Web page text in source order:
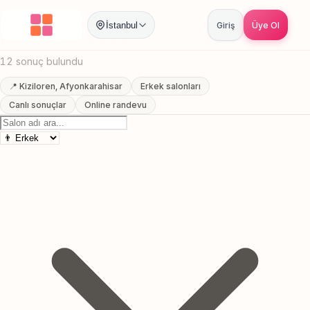
İstanbul Giriş Üye Ol
Anasayfa / Afyonkarahisar Kiziloren Erkek Kuaförü
Kiziloren, Afyonkarahisar Erkek Kuaförü
12 sonuç bulundu
📍 Kiziloren, Afyonkarahisar
Erkek salonları
Canlı sonuçlar
Online randevu